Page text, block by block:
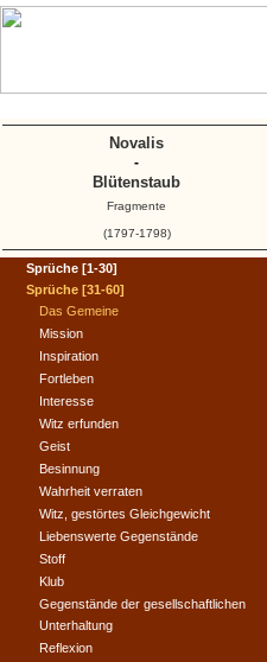
Sprüche [1-30]
Sprüche [31-60]
Das Gemeine
Mission
Inspiration
Fortleben
Interesse
Witz erfunden
Geist
Besinnung
Wahrheit verraten
Witz, gestörtes Gleichgewicht
Liebenswerte Gegenstände
Stoff
Klub
Gegenstände der gesellschaftlichen
Unterhaltung
Reflexion
Novalis
-
Blütenstaub
Fragmente
(1797-1798)